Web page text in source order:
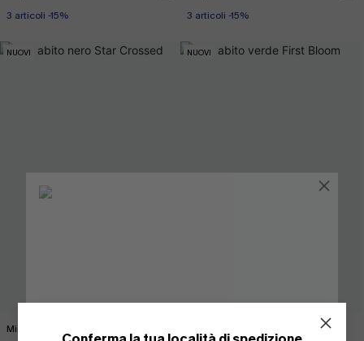
3 articoli -15% 3 articoli -15%
NUOVI
Mini abito nero Star Crossed
NUOVI